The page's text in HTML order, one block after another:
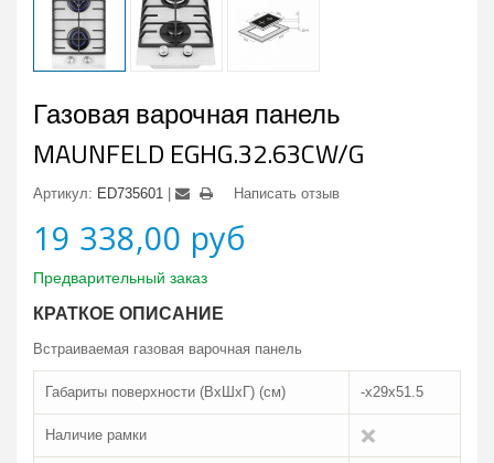
Газовая варочная панель
MAUNFELD EGHG.32.63CW/G
Артикул: ED735601 Написать отзыв
19 338,00 руб
Предварительный заказ
КРАТКОЕ ОПИСАНИЕ
Встраиваемая газовая варочная панель
Габариты поверхности (ВxШxГ) (см) -x29x51.5
Наличие рамки